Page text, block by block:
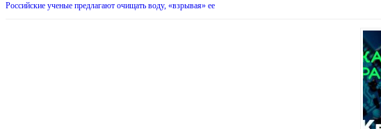
Российские ученые предлагают очищать воду, «взрывая» ее